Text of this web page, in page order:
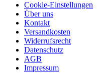
Cookie-Einstellungen
Über uns
Kontakt
Versandkosten
Widerrufsrecht
Datenschutz
AGB
Impressum